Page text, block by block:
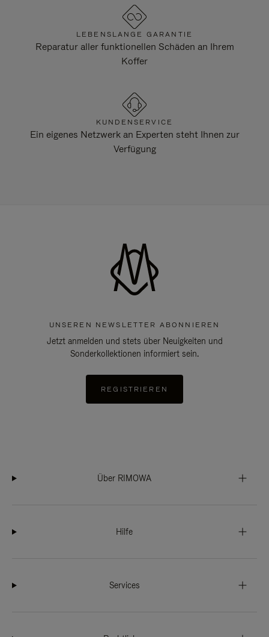
LEBENSLANGE GARANTIE
Reparatur aller funktionellen Schäden an Ihrem
Koffer
KUNDENSERVICE
Ein eigenes Netzwerk an Experten steht Ihnen zur
Verfügung
UNSEREN NEWSLETTER ABONNIEREN
Jetzt anmelden und stets über Neuigkeiten und
Sonderkollektionen informiert sein.
REGISTRIEREN
Über RIMOWA
Hilfe
Services